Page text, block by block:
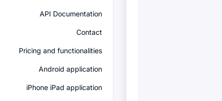
API Documentation
Contact
Pricing and functionalities
Android application
iPhone iPad application